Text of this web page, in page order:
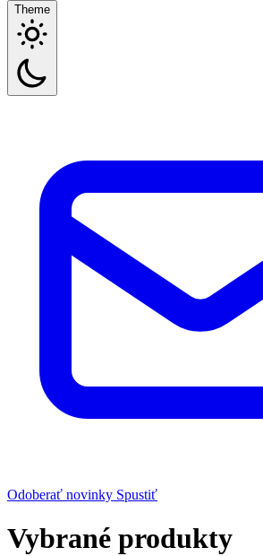
Theme
Odoberať novinky Spustiť
Vybrané produkty